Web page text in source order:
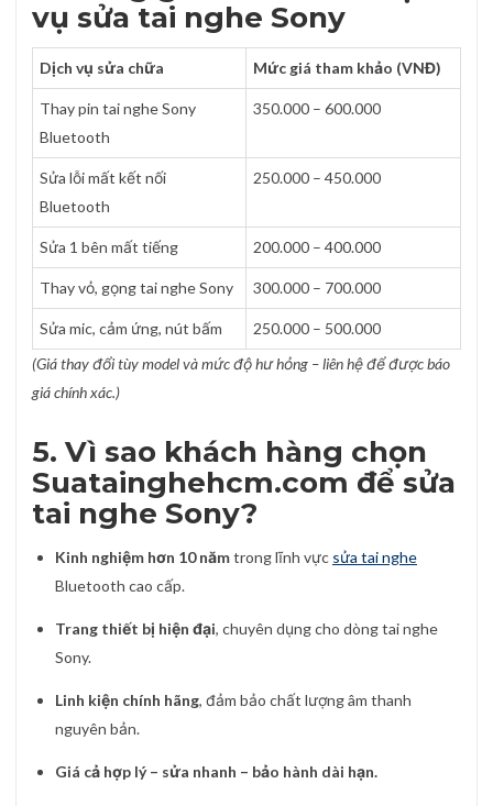
vụ sửa tai nghe Sony
Dịch vụ sửa chữa Mức giá tham khảo (VNĐ)
Thay pin tai nghe Sony
Bluetooth
350.000 – 600.000
Sửa lỗi mất kết nối
Bluetooth
250.000 – 450.000
Sửa 1 bên mất tiếng 200.000 – 400.000
Thay vỏ, gọng tai nghe Sony 300.000 – 700.000
Sửa mic, cảm ứng, nút bấm
250.000 – 500.000
(Giá thay đổi tùy model và mức độ hư hỏng – liên hệ để được báo
giá chính xác.)
5. Vì sao khách hàng chọn
Suatainghehcm.com để sửa
tai nghe Sony?
Kinh nghiệm hơn 10 nămtrong lĩnh vực sửa tai nghe
Bluetooth cao cấp.
Trang thiết bị hiện đại, chuyên dụng cho dòng tai nghe
Sony.
Linh kiện chính hãng, đảm bảo chất lượng âm thanh
nguyên bản.
Giá cả hợp lý – sửa nhanh – bảo hành dài hạn.